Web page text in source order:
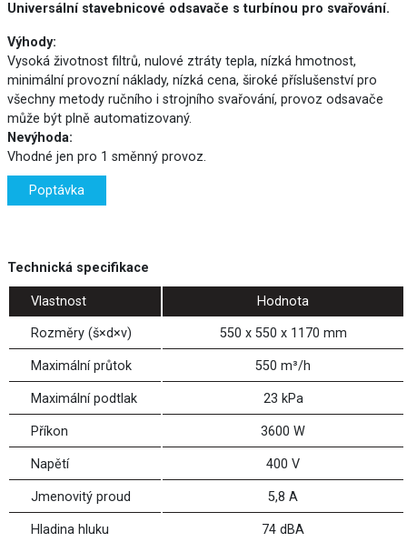
Universální stavebnicové odsavače s turbínou pro svařování.
Výhody:
Vysoká životnost filtrů, nulové ztráty tepla, nízká hmotnost,
minimální provozní náklady, nízká cena, široké příslušenství pro
všechny metody ručního i strojního svařování, provoz odsavače
může být plně automatizovaný.
Nevýhoda:
Vhodné jen pro 1 směnný provoz.
Poptávka
Technická specifikace
Vlastnost Hodnota
Rozměry (š×d×v) 550 x 550 x 1170 mm
Maximální průtok 550 m³/h
Maximální podtlak 23 kPa
Příkon 3600 W
Napětí 400 V
Jmenovitý proud 5,8 A
Hladina hluku 74 dBA